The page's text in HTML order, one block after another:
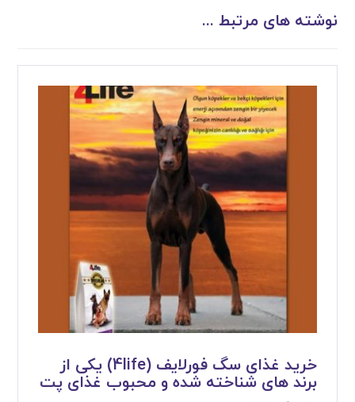
نوشته های مرتبط ...
خرید غذای سگ فورلایف (4life) یکی از
برند های شناخته شده و محبوب غذای پت